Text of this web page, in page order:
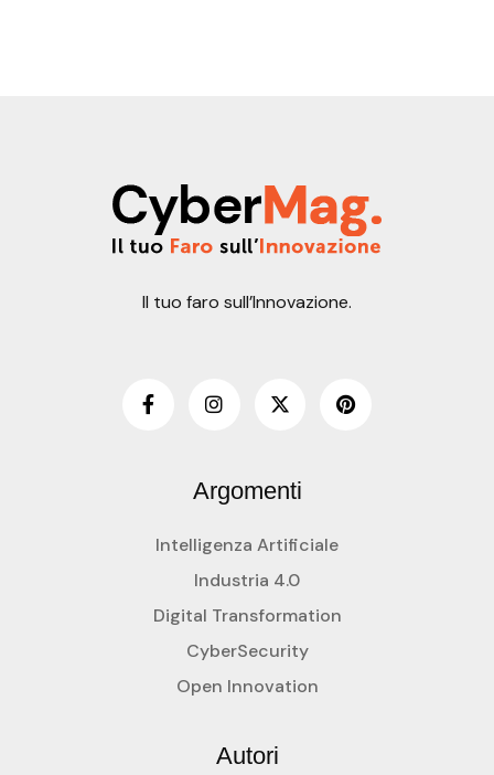
Il tuo faro sull’Innovazione.
Argomenti
Intelligenza Artificiale
Industria 4.0
Digital Transformation
CyberSecurity
Open Innovation
Autori